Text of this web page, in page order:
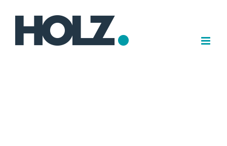
contenido